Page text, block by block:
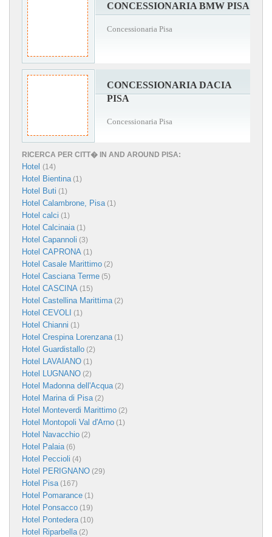
CONCESSIONARIA BMW PISA
Concessionaria Pisa
CONCESSIONARIA DACIA
PISA
Concessionaria Pisa
RICERCA PER CITT� IN AND AROUND PISA:
Hotel (14)
Hotel Bientina(1)
Hotel Buti (1)
Hotel Calambrone, Pisa(1)
Hotel calci (1)
Hotel Calcinaia(1)
Hotel Capannoli (3)
Hotel CAPRONA (1)
Hotel Casale Marittimo (2)
Hotel Casciana Terme (5)
Hotel CASCINA (15)
Hotel Castellina Marittima(2)
Hotel CEVOLI (1)
Hotel Chianni (1)
Hotel Crespina Lorenzana(1)
Hotel Guardistallo (2)
Hotel LAVAIANO (1)
Hotel LUGNANO (2)
Hotel Madonna dell'Acqua(2)
Hotel Marina di Pisa(2)
Hotel Monteverdi Marittimo (2)
Hotel Montopoli Val d'Arno (1)
Hotel Navacchio (2)
Hotel Palaia(6)
Hotel Peccioli (4)
Hotel PERIGNANO (29)
Hotel Pisa(167)
Hotel Pomarance (1)
Hotel Ponsacco (19)
Hotel Pontedera(10)
Hotel Riparbella(2)